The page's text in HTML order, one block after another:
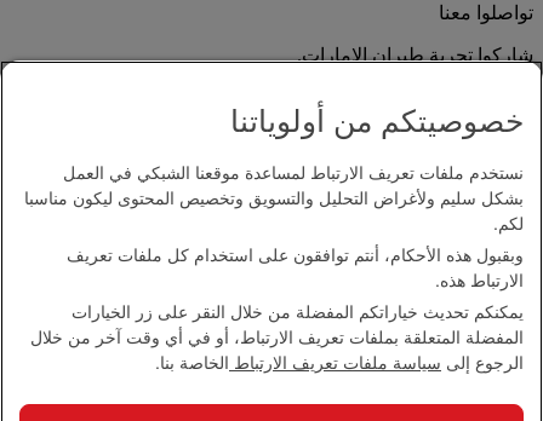
تواصلوا معنا
شاركوا تجربة طيران الإمارات.
بيان إمكانية الدخول
اتصل بنا
سياسة الخصوصية
الشروط والأحكام
سياسة ملفات تعريف الارتباط
بيان الشفافية بموجب قانون مكافحة العبودية الحديثة
خصوصيتكم من أولوياتنا
نستخدم ملفات تعريف الارتباط لمساعدة موقعنا الشبكي في العمل
بشكل سليم ولأغراض التحليل والتسويق وتخصيص المحتوى ليكون مناسبا
لكم.
وبقبول هذه الأحكام، أنتم توافقون على استخدام كل ملفات تعريف
الارتباط هذه.
يمكنكم تحديث خياراتكم المفضلة من خلال النقر على زر الخيارات
المفضلة المتعلقة بملفات تعريف الارتباط، أو في أي وقت آخر من خلال
الرجوع إلى سياسة ملفات تعريف الارتباط الخاصة بنا.